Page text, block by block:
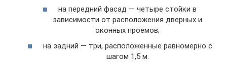
на передний фасад — четыре стойки в
зависимости от расположения дверных и
оконных проемов;
на задний — три, расположенные равномерно с
шагом 1,5 м.